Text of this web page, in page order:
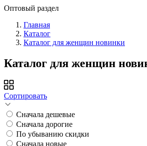
Оптовый раздел
Главная
Каталог
Каталог для женщин новинки
Каталог для женщин
Сортировать
Сначала дешевые
Сначала дорогие
По убыванию скидки
Сначала новые